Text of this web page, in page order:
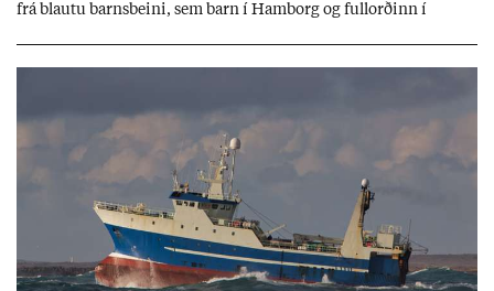
frá blautu barns­beini, sem barn í Ham­borg og full­orð­inn í